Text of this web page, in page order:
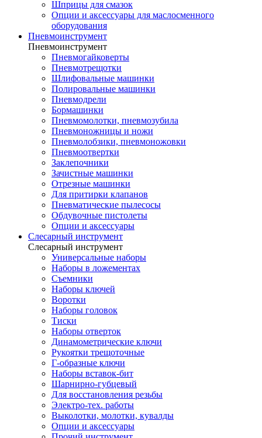
Шприцы для смазок
Опции и аксессуары для маслосменного
оборудования
Пневмоинструмент
Пневмоинструмент
Пневмогайковерты
Пневмотрещотки
Шлифовальные машинки
Полировальные машинки
Пневмодрели
Бормашинки
Пневмомолотки, пневмозубила
Пневмоножницы и ножи
Пневмолобзики, пневмоножовки
Пневмоотвертки
Заклепочники
Зачистные машинки
Отрезные машинки
Для притирки клапанов
Пневматические пылесосы
Обдувочные пистолеты
Опции и аксессуары
Слесарный инструмент
Слесарный инструмент
Универсальные наборы
Наборы в ложементах
Съемники
Наборы ключей
Воротки
Наборы головок
Тиски
Наборы отверток
Динамометрические ключи
Рукоятки трещоточные
Г-образные ключи
Наборы вставок-бит
Шарнирно-губцевый
Для восстановления резьбы
Электро-тех. работы
Выколотки, молотки, кувалды
Опции и аксессуары